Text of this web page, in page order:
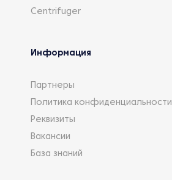
Centrifuger
Информация
Партнеры
Политика конфиденциальности
Реквизиты
Вакансии
База знаний